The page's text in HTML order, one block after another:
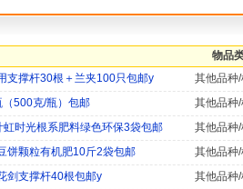
物品
支撑杆30根＋兰夹100只包邮y
其他品种
500克/瓶）包邮
其他品种
时光根系肥料绿色环保3袋包邮
其他品种
饼颗粒有机肥10斤2袋包邮
其他品种
剑支撑杆40根包邮y
其他品种